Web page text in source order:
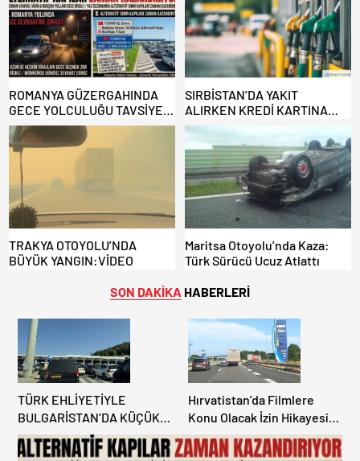
ROMANYA GÜZERGAHINDA
GECE YOLCULUĞU TAVSİYE
EDİLMİYOR: ALTERNATİF
KAPILAR ZAMAN
KAZANDIRIYOR!
SIRBİSTAN’DA YAKIT
ALIRKEN KREDİ KARTINA
DİKKAT: MAĞDUR OLMAYIN!
TRAKYA OTOYOLU’NDA
BÜYÜK YANGIN:VİDEO
Maritsa Otoyolu’nda Kaza:
Türk Sürücü Ucuz Atlattı
SON DAKİKA HABERLERİ
TÜRK EHLİYETİYLE
BULGARİSTAN’DA KÜÇÜK
HATA, ARACINA 6 AY EL
KONULMASINA YOL AÇTI
Hırvatistan’da Filmlere
Konu Olacak İzin Hikayesi:
Benzinlikte Eşini Unuttu!